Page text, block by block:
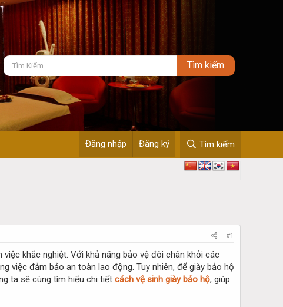
Đăng nhập Đăng ký Tìm kiếm
#1
khắc nghiệt. Với khả năng bảo vệ đôi chân khỏi các
việc đảm bảo an toàn lao động. Tuy nhiên, để giày bảo hộ
ta sẽ cùng tìm hiểu chi tiết cách vệ sinh giày bảo hộ, giúp